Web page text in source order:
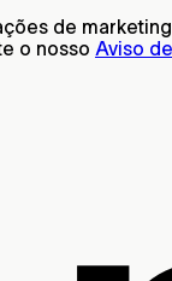
de
o nosso Aviso